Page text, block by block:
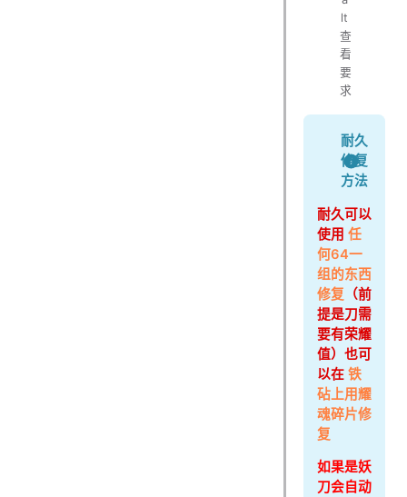
lt
查
看
要
求
耐久
修复
方法
耐久可以
使用任
何64一
组的东西
修复 （前
提是刀需
要有荣耀
值）也可
以在铁
砧上用耀
魂碎片修
复
如果是妖
刀会自动